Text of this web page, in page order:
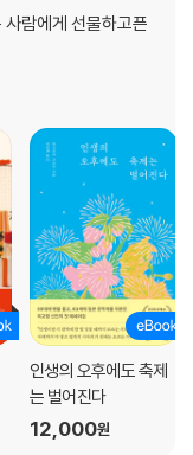
무지개다리 건너다 | 직
떨어지지 않는다 | CT
상전 | 당근마켓 | 당근
| 나무의 성격 | 악몽 | 나
| 나무 안녕 | 나무의 장
과 개 | 당근마켓3 | 떠난
위로하는 법 | 나무와
가와 이토 씨의 애도 |
얼을 임보하다 | 나무 뒷
람에게 선물하고픈
인생의 오후에도 축제
는 벌어진다
12,000원